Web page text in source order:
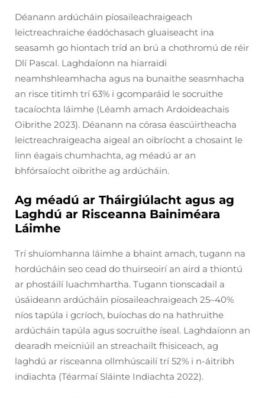
Déanann ardúcháin píosaileachraigeach
leictreachraiche éadóchasach gluaiseacht ina
seasamh go hiontach tríd an brú a chothromú de réir
Dlí Pascal. Laghdaíonn na hiarraidi
neamhshleamhacha agus na bunaithe seasmhacha
an risce titimh trí 63% i gcomparáid le socruithe
tacaíochta láimhe (Léamh amach Ardoideachais
Oibrithe 2023). Déanann na córasa éascúirtheacha
leictreachraigeacha aigeal an oibríocht a chosaint le
linn éagais chumhachta, ag méadú ar an
bhfórsaíocht oibrithe ag ardúcháin.
Ag méadú ar Tháirgiúlacht agus ag
Laghdú ar Risceanna Bainiméara
Láimhe
Trí shuíomhanna láimhe a bhaint amach, tugann na
hordúcháin seo cead do thuirseoirí an aird a thiontú
ar phostáilí luachmhartha. Tugann tionscadail a
úsáideann ardúcháin píosaileachraigeach 25–40%
níos tapúla i gcríoch, buíochas do na hathruithe
ardúcháin tapúla agus socruithe íseal. Laghdaíonn an
dearadh meicniúil an streachailt fhisiceach, ag
laghdú ar risceanna ollmhúscailí trí 52% i n-áitribh
indiachta (Téarmaí Sláinte Indiachta 2022).